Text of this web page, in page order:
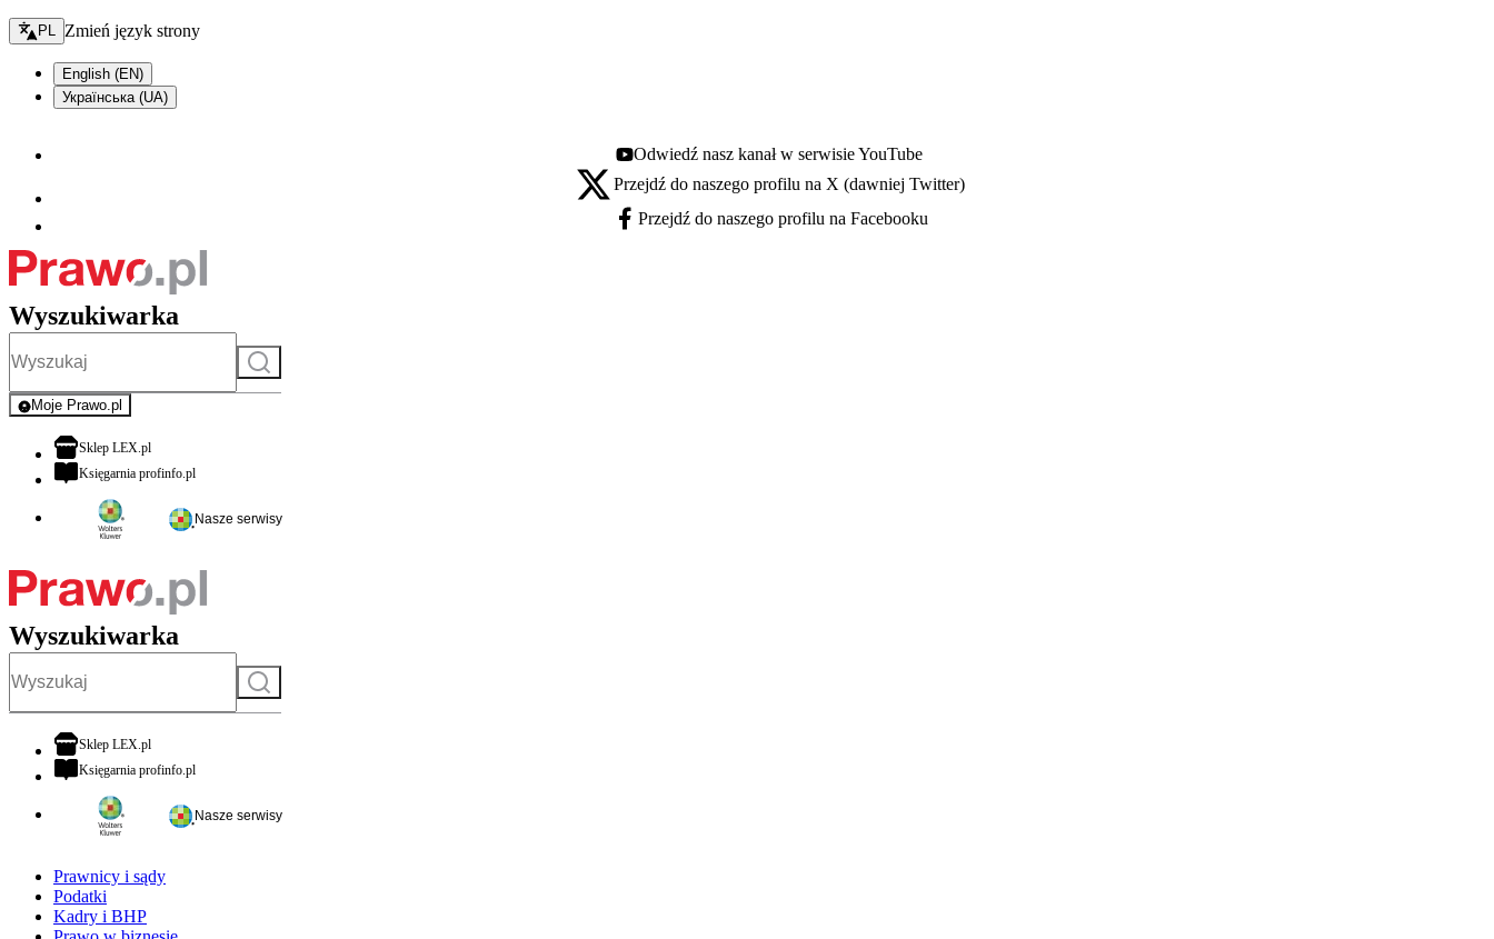
Zmień język - bieżący:
PL Zmień język strony
English (EN)
Українська (UA)
Youtube - otwiera się w nowej karcie
Odwiedź nasz kanał w serwisie YouTube
X - otwiera się w nowej karcie
Przejdź do naszego profilu na X (dawniej Twitter)
Facebook - otwiera się w nowej karcie
Przejdź do naszego profilu na Facebooku
Wyszukiwarka
Szukaj
Moje Prawo.pl
- rejestracja i logowanie do serwisu
Sklep LEX.plotwiera się w nowej karcie
Księgarnia profinfo.plotwiera się w nowej karcie
Nasze serwisy
Wyszukiwarka
Szukaj
Sklep LEX.plotwiera się w nowej karcie
Księgarnia profinfo.plotwiera się w nowej karcie
Nasze serwisy
Prawnicy i sądy
Podatki
Kadry i BHP